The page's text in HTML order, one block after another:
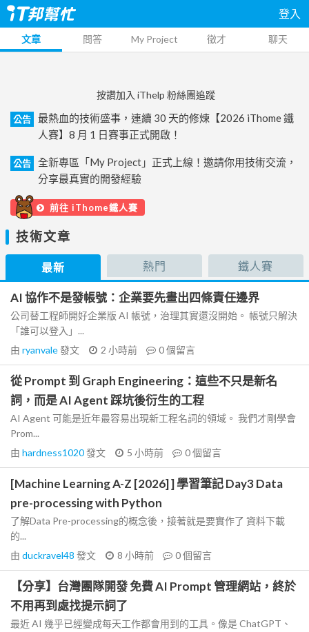
登入
文章 問答 My Project 徵才 聊天
按讚加入 iThelp 粉絲團追蹤
公告
最熱血的技術盛事，連續 30 天的修煉【2026 iThome 鐵
人賽】8 月 1 日賽事正式開啟！
公告
全新專區「My Project」正式上線！邀請你用技術交流，
分享最真實的開發經驗
前往 iThome鐵人賽
技術文章
最新 熱門 鐵人賽
AI 協作不是發帳號：企業要先畫出四條責任邊界
公司替工程師開好企業版 AI 帳號，治理其實還沒開始。 帳號只解決
「誰可以登入」...
由 ryanvale發文 2 小時前 0個留言
從 Prompt 到 Graph Engineering：這些不只是新名
詞，而是 AI Agent 踩坑後衍生的工程
AI Agent 可能是近年最容易出現新工程名詞的領域。 我們才剛學會
Prom...
由 hardness1020發文 5 小時前 0個留言
[Machine Learning A-Z [2026] ] 學習筆記 Day3 Data
pre-processing with Python
了解Data Pre-processing的概念後，接著就是要實作了 資料下載
的...
由 duckravel48 發文 8 小時前 0個留言
【分享】台灣團隊開發 免費 AI Prompt 管理網站，終於
不用再到處找提示詞了
最近 AI 幾乎已經變成每天工作都會用到的工具。像是 ChatGPT、